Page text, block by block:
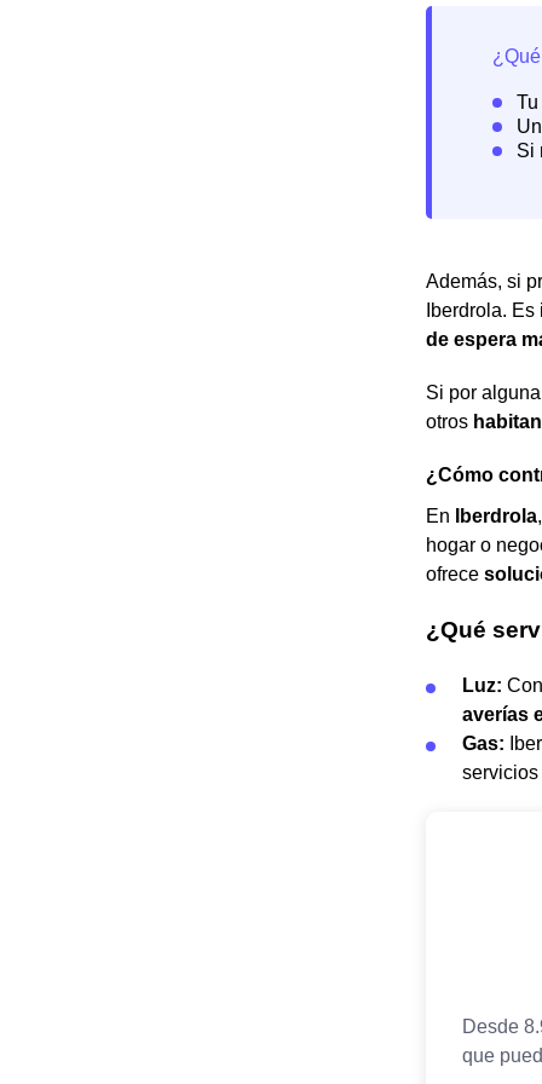
Además, si
Iberdrola.
de espera
Si por
otros
¿Cómo
En
Iberdrola
hogar o
ofrece
¿Qué
Luz:
averías
Gas: